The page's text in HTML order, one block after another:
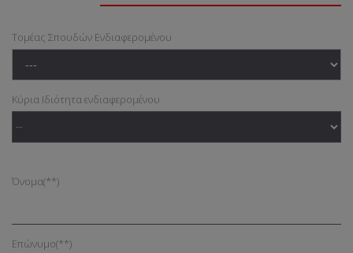
Τομέας Σπουδών Ενδιαφερομένου
Κύρια Ιδιότητα ενδιαφερομένου
Όνομα(**)
Επώνυμο(**)